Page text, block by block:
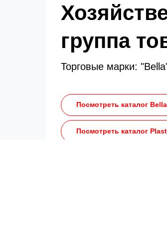
группа
Торговые марки:
Посмотреть каталог Bella
Посмотреть каталог